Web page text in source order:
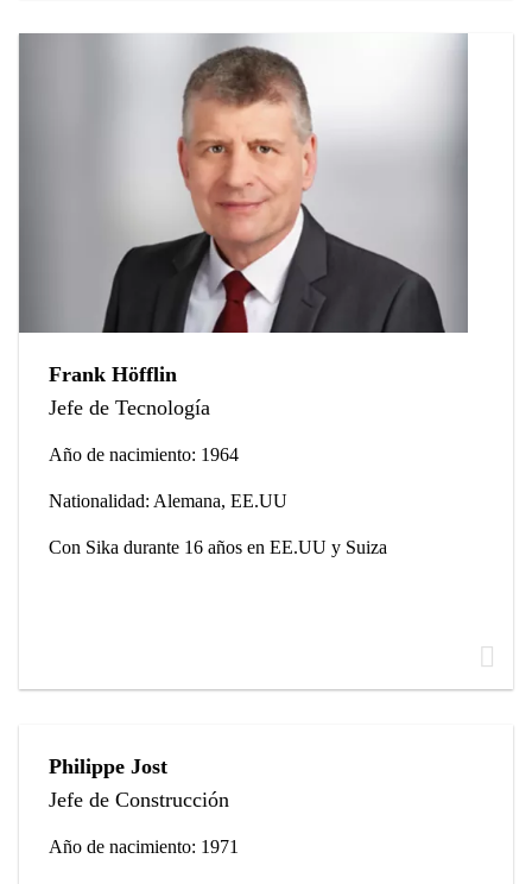
Frank Höfflin
Jefe de Tecnología
Año de nacimiento: 1964
Nationalidad: Alemana, EE.UU
Con Sika durante 16 años en EE.UU y Suiza
Philippe Jost
Jefe de Construcción
Año de nacimiento: 1971